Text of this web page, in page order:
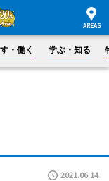
・働く 学ぶ・知る
2021.06.14